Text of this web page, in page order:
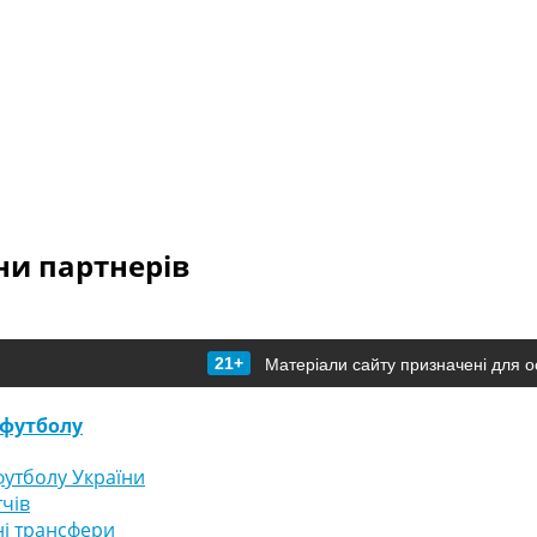
партнерів
21+ Матеріали сайту призначені для
України
трансфери